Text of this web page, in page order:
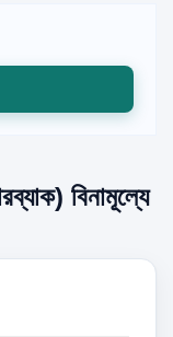
বিনামূল্যে